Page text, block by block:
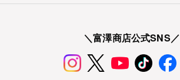
＼富澤商店公式SNS／